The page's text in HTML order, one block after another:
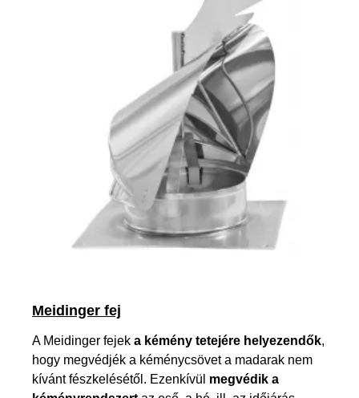
Meidinger fej
A Meidinger fejek a kémény tetejére helyezendők,
hogy megvédjék a kéménycsövet a madarak nem
kívánt fészkelésétől. Ezenkívül megvédik a